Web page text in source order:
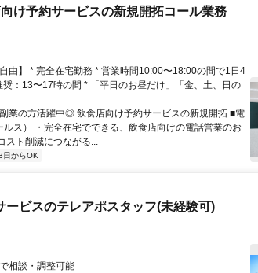
向け予約サービスの新規開拓コール業務
由】 * 完全在宅勤務 * 営業時間10:00〜18:00の間で1日4
：13〜17時の間 * 「平日のお昼だけ」「金、土、日の
業の方活躍中◎ 飲食店向け予約サービスの新規開拓 ■電
ス） ・完全在宅でできる、飲食店向けの電話営業のお
スト削減につながる...
日からOK
ービスのテレアポスタッフ(未経験可)
相談・調整可能